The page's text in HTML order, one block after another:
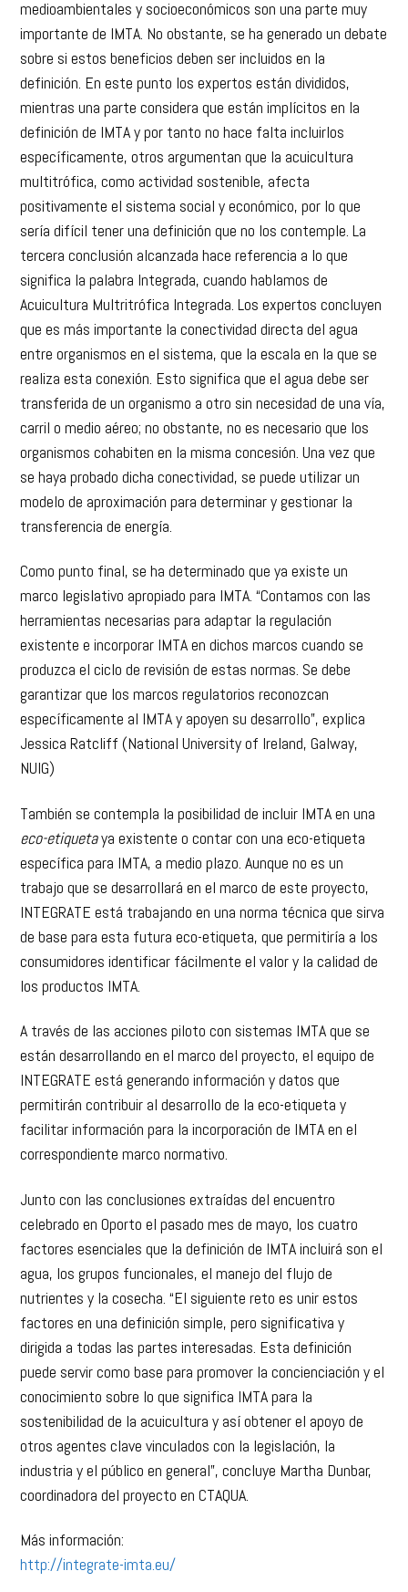
medioambientales y socioeconómicos son una parte muy
importante de IMTA. No obstante, se ha generado un debate
sobre si estos beneficios deben ser incluidos en la
definición. En este punto los expertos están divididos,
mientras una parte considera que están implícitos en la
definición de IMTA y por tanto no hace falta incluirlos
específicamente, otros argumentan que la acuicultura
multitrófica, como actividad sostenible, afecta
positivamente el sistema social y económico, por lo que
sería difícil tener una definición que no los contemple. La
tercera conclusión alcanzada hace referencia a lo que
significa la palabra Integrada, cuando hablamos de
Acuicultura Multritrófica Integrada. Los expertos concluyen
que es más importante la conectividad directa del agua
entre organismos en el sistema, que la escala en la que se
realiza esta conexión. Esto significa que el agua debe ser
transferida de un organismo a otro sin necesidad de una vía,
carril o medio aéreo; no obstante, no es necesario que los
organismos cohabiten en la misma concesión. Una vez que
se haya probado dicha conectividad, se puede utilizar un
modelo de aproximación para determinar y gestionar la
transferencia de energía.
Como punto final, se ha determinado que ya existe un
marco legislativo apropiado para IMTA. “Contamos con las
herramientas necesarias para adaptar la regulación
existente e incorporar IMTA en dichos marcos cuando se
produzca el ciclo de revisión de estas normas. Se debe
garantizar que los marcos regulatorios reconozcan
específicamente al IMTA y apoyen su desarrollo”, explica
Jessica Ratcliff (National University of Ireland, Galway,
NUIG)
También se contempla la posibilidad de incluir IMTA en una
eco-etiquetaya existente o contar con una eco-etiqueta
específica para IMTA, a medio plazo. Aunque no es un
trabajo que se desarrollará en el marco de este proyecto,
INTEGRATE está trabajando en una norma técnica que sirva
de base para esta futura eco-etiqueta, que permitiría a los
consumidores identificar fácilmente el valor y la calidad de
los productos IMTA.
A través de las acciones piloto con sistemas IMTA que se
están desarrollando en el marco del proyecto, el equipo de
INTEGRATE está generando información y datos que
permitirán contribuir al desarrollo de la eco-etiqueta y
facilitar información para la incorporación de IMTA en el
correspondiente marco normativo.
Junto con las conclusiones extraídas del encuentro
celebrado en Oporto el pasado mes de mayo, los cuatro
factores esenciales que la definición de IMTA incluirá son el
agua, los grupos funcionales, el manejo del flujo de
nutrientes y la cosecha. “El siguiente reto es unir estos
factores en una definición simple, pero significativa y
dirigida a todas las partes interesadas. Esta definición
puede servir como base para promover la concienciación y el
conocimiento sobre lo que significa IMTA para la
sostenibilidad de la acuicultura y así obtener el apoyo de
otros agentes clave vinculados con la legislación, la
industria y el público en general”, concluye Martha Dunbar,
coordinadora del proyecto en CTAQUA.
Más información:
http://integrate-imta.eu/